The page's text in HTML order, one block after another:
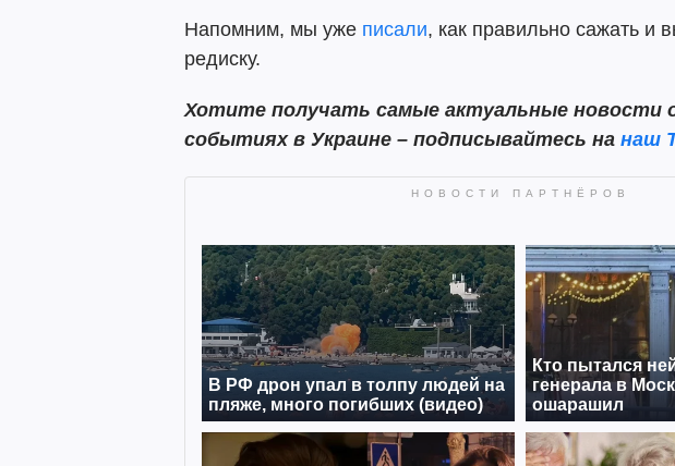
Напомним, мы уже писали, как правильно сажать и
редиску.
Хотите получать самые актуальные новости
событиях в Украине – подписывайтесь на наш